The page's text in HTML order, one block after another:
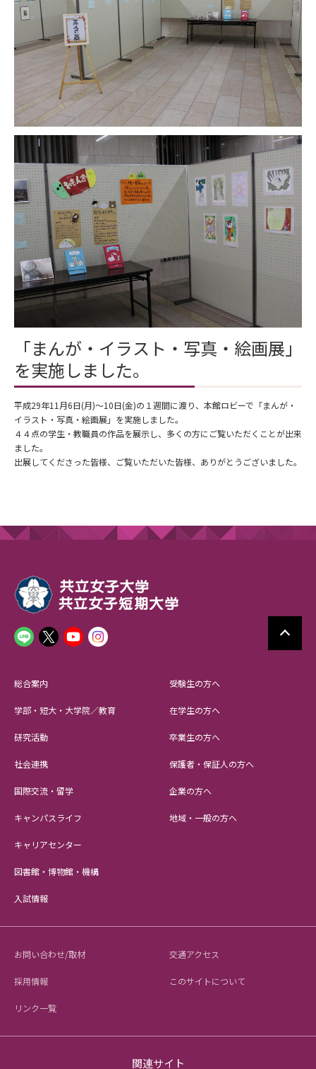
「まんが・イラスト・写真・絵画展」
を実施しました。
平成29年11月6日(月)～10日(金)の１週間に渡り、本館ロビーで「まんが・
イラスト・写真・絵画展」を実施しました。
４４点の学生・教職員の作品を展示し、多くの方にご覧いただくことが出来
ました。
出展してくださった皆様、ご覧いただいた皆様、ありがとうございました。
総合案内
学部・短大・大学院／教育
研究活動
社会連携
国際交流・留学
キャンパスライフ
キャリアセンター
図書館・博物館・機構
入試情報
受験生の方へ
在学生の方へ
卒業生の方へ
保護者・保証人の方へ
企業の方へ
地域・一般の方へ
お問い合わせ/取材 交通アクセス
採用情報 このサイトについて
リンク一覧
関連サイト